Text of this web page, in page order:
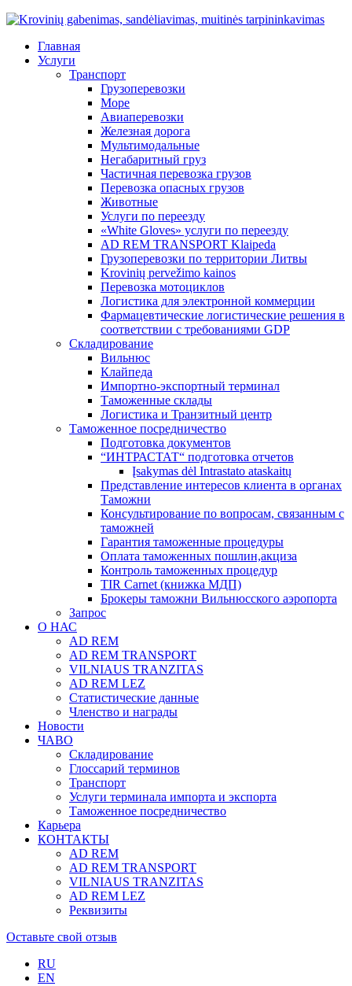
Главная
Услуги
Транспорт
Грузоперевозки
Море
Авиаперевозки
Железная дорога
Мультимодальные
Негабаритный груз
Частичная перевозка грузов
Перевозка опасных грузов
Животные
Услуги по переезду
«White Gloves» услуги по переезду
AD REM TRANSPORT Klaipeda
Грузоперевозки по территории Литвы
Krovinių pervežimo kainos
Перевозка мотоциклов
Логистика для электронной коммерции
Фармацевтические логистические решения в
соответствии с требованиями GDP
Складирование
Вильнюс
Клайпеда
Импортно-экспортный терминал
Таможенные склады
Логистика и Транзитный центр
Таможенное посредничество
Подготовка документов
“ИНТРАСТАТ“ подготовка отчетов
Įsakymas dėl Intrastato ataskaitų
Представление интересов клиента в органах
Таможни
Консультирование по вопросам, связанным с
таможней
Гарантия таможенные процедуры
Оплата таможенных пошлин,акциза
Контроль таможенных процедур
TIR Carnet (книжка МДП)
Брокеры таможни Вильнюсского аэропорта
Запрос
О НАС
AD REM
AD REM TRANSPORT
VILNIAUS TRANZITAS
AD REM LEZ
Статистические данные
Членство и награды
Новости
ЧАВО
Складирование
Глоссарий терминов
Транспорт
Услуги терминала импорта и экспорта
Таможенное посредничество
Карьера
КОНТАКТЫ
AD REM
AD REM TRANSPORT
VILNIAUS TRANZITAS
AD REM LEZ
Реквизиты
Оставьте свой отзыв
RU
EN